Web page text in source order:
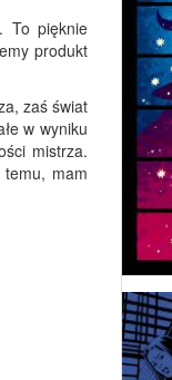
To pięknie
produkt
zaś świat
w wyniku
mistrza.
mam